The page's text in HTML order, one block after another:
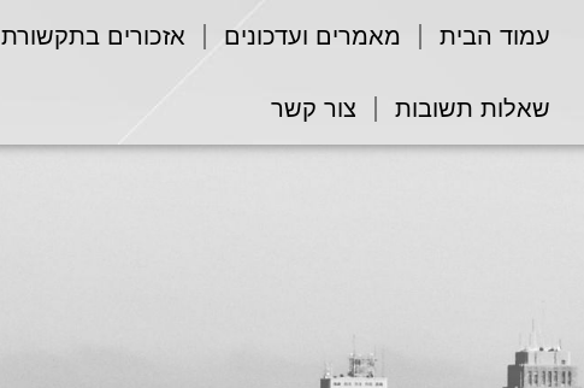
עמוד הבית מאמרים ועדכונים אזכורים בתקשורת
שאלות תשובות צור קשר